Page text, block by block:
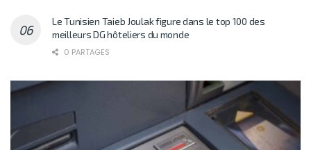
Le Tunisien Taieb Joulak figure dans le top 100 des
meilleurs DG hôteliers du monde
0 PARTAGES